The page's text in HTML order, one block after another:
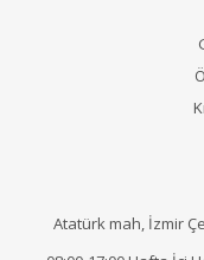
Atatürk mah, İzmir